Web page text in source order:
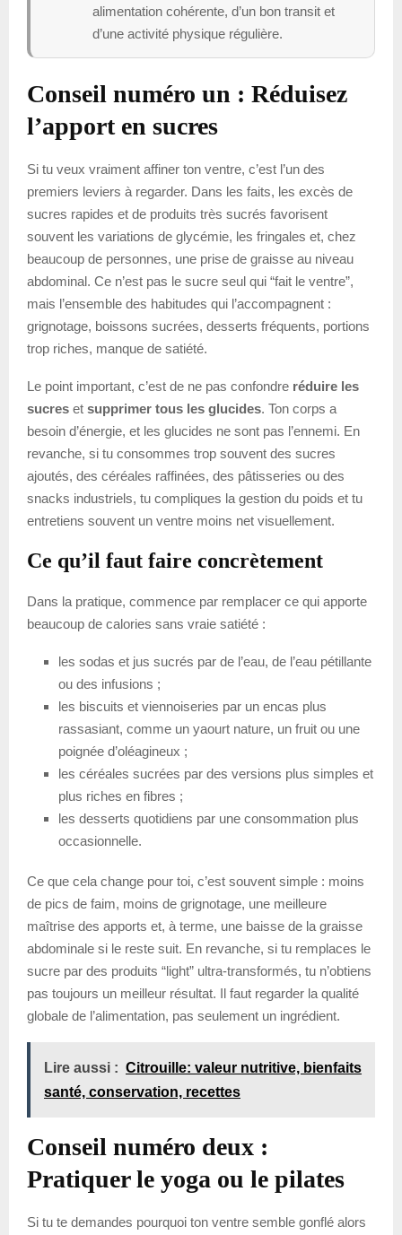
alimentation cohérente, d’un bon transit et
d’une activité physique régulière.
Conseil numéro un : Réduisez
l’apport en sucres
Si tu veux vraiment affiner ton ventre, c’est l’un des
premiers leviers à regarder. Dans les faits, les excès de
sucres rapides et de produits très sucrés favorisent
souvent les variations de glycémie, les fringales et, chez
beaucoup de personnes, une prise de graisse au niveau
abdominal. Ce n’est pas le sucre seul qui “fait le ventre”,
mais l’ensemble des habitudes qui l’accompagnent :
grignotage, boissons sucrées, desserts fréquents, portions
trop riches, manque de satiété.
Le point important, c’est de ne pas confondre réduire les
sucres et supprimer tous les glucides. Ton corps a
besoin d’énergie, et les glucides ne sont pas l’ennemi. En
revanche, si tu consommes trop souvent des sucres
ajoutés, des céréales raffinées, des pâtisseries ou des
snacks industriels, tu compliques la gestion du poids et tu
entretiens souvent un ventre moins net visuellement.
Ce qu’il faut faire concrètement
Dans la pratique, commence par remplacer ce qui apporte
beaucoup de calories sans vraie satiété :
les sodas et jus sucrés par de l’eau, de l’eau pétillante
ou des infusions ;
les biscuits et viennoiseries par un encas plus
rassasiant, comme un yaourt nature, un fruit ou une
poignée d’oléagineux ;
les céréales sucrées par des versions plus simples et
plus riches en fibres ;
les desserts quotidiens par une consommation plus
occasionnelle.
Ce que cela change pour toi, c’est souvent simple : moins
de pics de faim, moins de grignotage, une meilleure
maîtrise des apports et, à terme, une baisse de la graisse
abdominale si le reste suit. En revanche, si tu remplaces le
sucre par des produits “light” ultra-transformés, tu n’obtiens
pas toujours un meilleur résultat. Il faut regarder la qualité
globale de l’alimentation, pas seulement un ingrédient.
Lire aussi : Citrouille: valeur nutritive, bienfaits
santé, conservation, recettes
Conseil numéro deux :
Pratiquer le yoga ou le pilates
Si tu te demandes pourquoi ton ventre semble gonflé alors